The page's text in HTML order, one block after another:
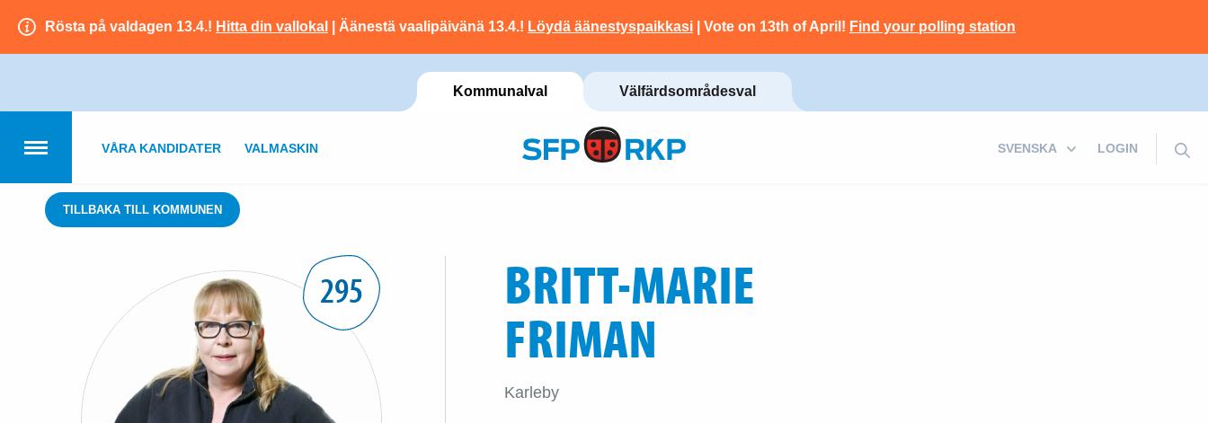
Rösta på valdagen 13.4.! Hitta din vallokal | Äänestä vaalipäivänä 13.4.! Löydä äänestyspaikkasi | Vote on 13th of April! Find your polling station
Kommunalval Välfärdsområdesval
LOGIN
VÅRA KANDIDATER VALMASKIN
TILLBAKA TILL KOMMUNEN
295 BRITT-MARIE
FRIMAN
Karleby